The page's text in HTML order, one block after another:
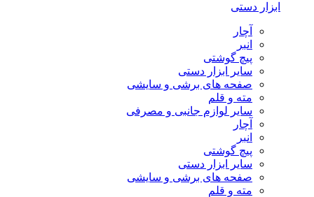
ابزار دستی
آچار
انبر
پیچ گوشتی
سایر ابزار دستی
صفحه های برشی و سایشی
مته و قلم
سایر لوازم جانبی و مصرفی
آچار
انبر
پیچ گوشتی
سایر ابزار دستی
صفحه های برشی و سایشی
مته و قلم